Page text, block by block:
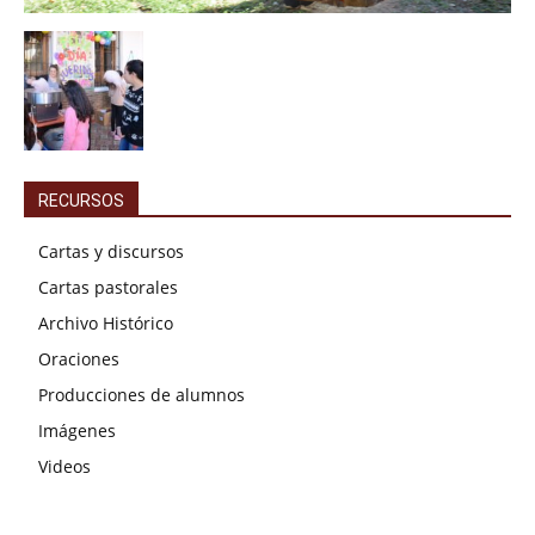
RECURSOS
Cartas y discursos
Cartas pastorales
Archivo Histórico
Oraciones
Producciones de alumnos
Imágenes
Videos